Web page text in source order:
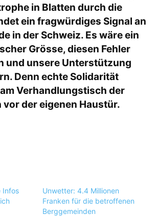
in Blatten durch die
ein fragwürdiges Signal an
in der Schweiz. Es wäre ein
Grösse, diesen Fehler
und unsere Unterstützung
Denn echte Solidarität
Verhandlungstisch der
vor der eigenen Haustür.
Infos
Unwetter: 4.4 Millionen
Franken für die betroffenen
Berggemeinden